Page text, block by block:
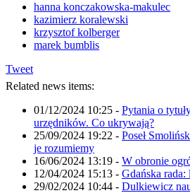
hanna konczakowska-makulec
kazimierz koralewski
krzysztof kolberger
marek bumblis
Tweet
Related news items:
01/12/2024 10:25 - Pytania o
urzędników. Co ukrywają?
25/09/2024 19:22 - Poseł
je rozumiemy
16/06/2024 13:19 - W obronie
12/04/2024 15:13 - Gdańska
29/02/2024 10:44 - Dulkiewicz